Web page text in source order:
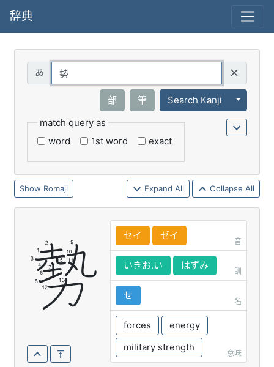
辞典
部 筆 Search Kanji
Toggle
match query as
word
1st word exact
Romaji Expand All Collapse All
勢 セイ ゼイ
音
いきお.い はずみ
訓
せ
名
forces
energy
military strength
意味